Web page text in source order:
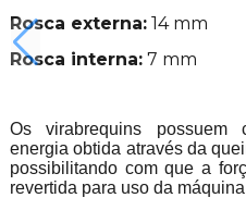
Rosca externa:14 mm
Rosca interna:7 mm
Os virabrequins possuem
energia obtida através da
possibilitando com que a
revertida para uso da